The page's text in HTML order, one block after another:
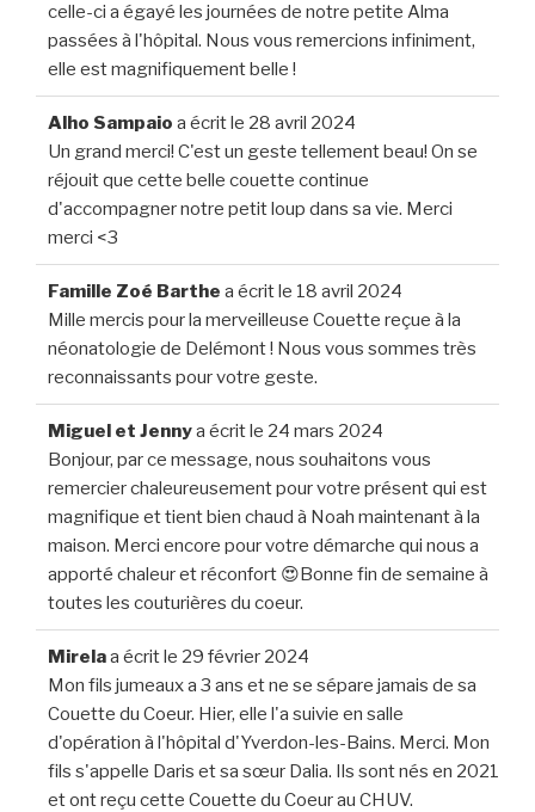
celle-ci a égayé les journées de notre petite Alma
passées à l'hôpital. Nous vous remercions infiniment,
elle est magnifiquement belle !
Alho Sampaio a écrit le 28 avril 2024
Un grand merci! C'est un geste tellement beau! On se
réjouit que cette belle couette continue
d'accompagner notre petit loup dans sa vie. Merci
merci <3
Famille Zoé Barthe a écrit le 18 avril 2024
Mille mercis pour la merveilleuse Couette reçue à la
néonatologie de Delémont ! Nous vous sommes très
reconnaissants pour votre geste.
Miguel et Jennya écrit le 24 mars 2024
Bonjour, par ce message, nous souhaitons vous
remercier chaleureusement pour votre présent qui est
magnifique et tient bien chaud à Noah maintenant à la
maison. Merci encore pour votre démarche qui nous a
apporté chaleur et réconfort 😍Bonne fin de semaine à
toutes les couturières du coeur.
Mirelaa écrit le 29 février 2024
Mon fils jumeaux a 3 ans et ne se sépare jamais de sa
Couette du Coeur. Hier, elle l'a suivie en salle
d'opération à l'hôpital d'Yverdon-les-Bains. Merci. Mon
fils s'appelle Daris et sa sœur Dalia. Ils sont nés en 2021
et ont reçu cette Couette du Coeur au CHUV.